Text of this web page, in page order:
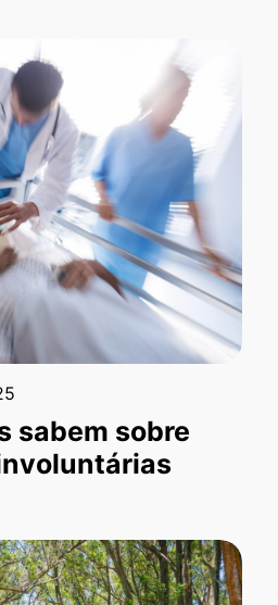
sabem sobre